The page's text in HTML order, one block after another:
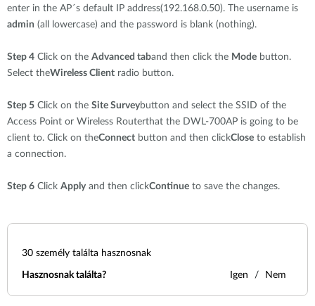
enter in the AP´s default IP address(192.168.0.50). The username is
admin (all lowercase) and the password is blank (nothing).
Step 4 Click on the Advanced taband then click the Mode button.
Select theWireless Client radio button.
Step 5 Click on the Site Surveybutton and select the SSID of the
Access Point or Wireless Routerthat the DWL-700AP is going to be
client to. Click on theConnect button and then clickClose to establish
a connection.
Step 6 Click Apply and then clickContinue to save the changes.
30 személy találta hasznosnak
Hasznosnak találta? Igen Nem